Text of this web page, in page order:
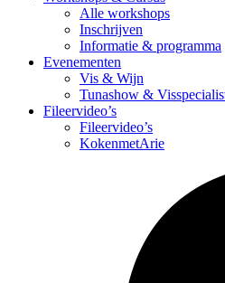
Alle workshops
Inschrijven
Informatie & programma
Evenementen
Vis & Wijn
Tunashow &
Fileervideo’s
Fileervideo’s
KokenmetArie